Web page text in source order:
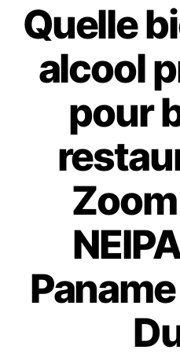
Quelle
alcool
pour